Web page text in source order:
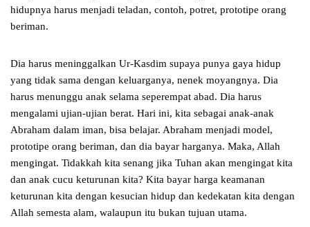
hidupnya harus menjadi teladan, contoh, potret, prototipe orang
beriman.
Dia harus meninggalkan Ur-Kasdim supaya punya gaya hidup
yang tidak sama dengan keluarganya, nenek moyangnya. Dia
harus menunggu anak selama seperempat abad. Dia harus
mengalami ujian-ujian berat. Hari ini, kita sebagai anak-anak
Abraham dalam iman, bisa belajar. Abraham menjadi model,
prototipe orang beriman, dan dia bayar harganya. Maka, Allah
mengingat. Tidakkah kita senang jika Tuhan akan mengingat kita
dan anak cucu keturunan kita? Kita bayar harga keamanan
keturunan kita dengan kesucian hidup dan kedekatan kita dengan
Allah semesta alam, walaupun itu bukan tujuan utama.